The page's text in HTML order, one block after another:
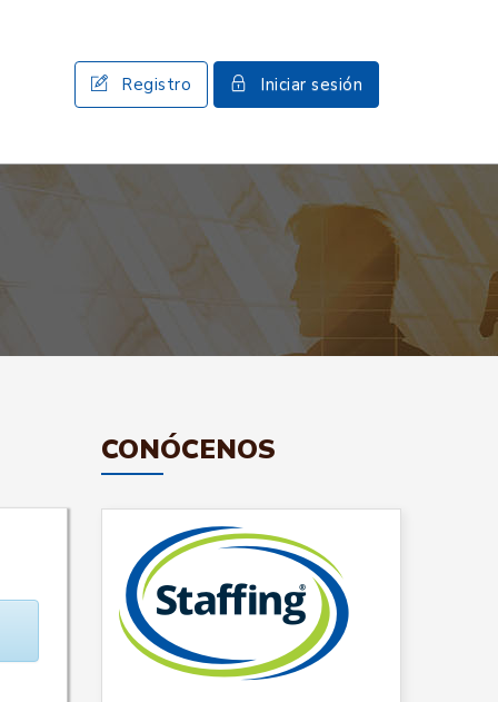
Registro Iniciar sesión
CONÓCENOS